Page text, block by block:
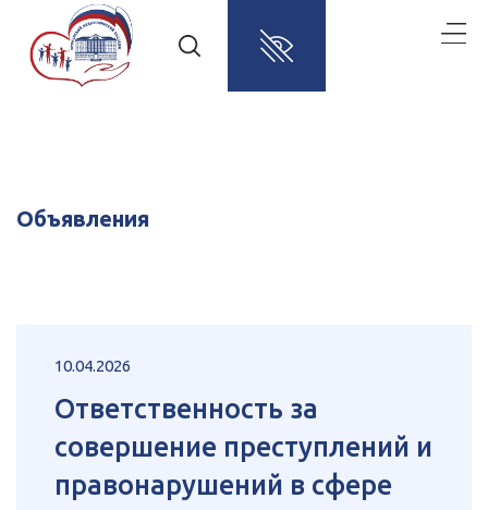
Объявления
10.04.2026
Ответственность за
совершение преступлений и
правонарушений в сфере